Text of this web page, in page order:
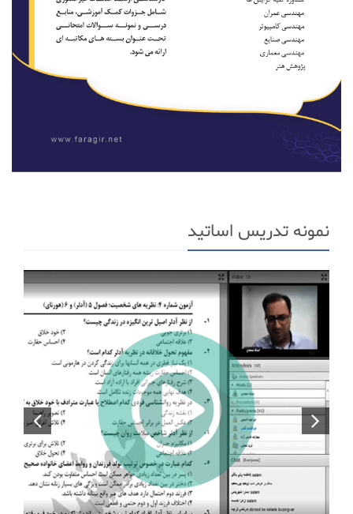
نمونه تدریس اساتید